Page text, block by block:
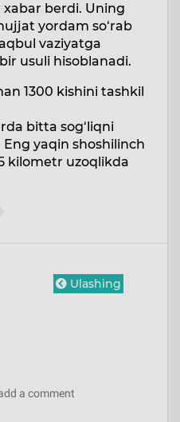
xabar berdi. Uning
yordam so‘rab
vaziyatga
usuli hisoblanadi.
1300 kishini tashkil
bitta sog‘liqni
yaqin shoshilinch
kilometr uzoqlikda
Ulashing